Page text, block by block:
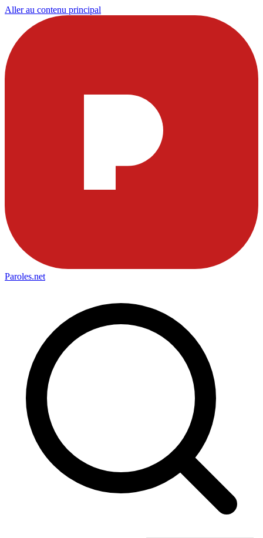
Aller au contenu principal
Paroles.net